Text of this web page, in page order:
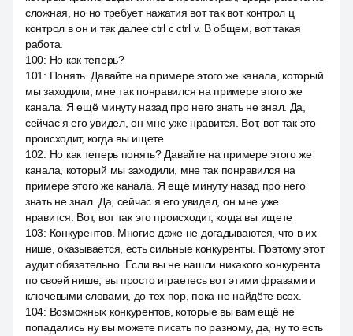
сложная, но но требует нажатия вот так вот контрол ц
контрол в он и так далее ctrl c ctrl v. В общем, вот такая
работа.
100: Но как теперь?
101 : Понять. Давайте на примере этого же канала, который
мы заходили, мне так понравился на примере этого же
канала. Я ещё минуту назад про него знать не знал. Да,
сейчас я его увидел, он мне уже нравится. Вот, вот так это
происходит, когда вы ищете
102: Но как теперь понять? Давайте на примере этого же
канала, который мы заходили, мне так понравился на
примере этого же канала. Я ещё минуту назад про него
знать не знал. Да, сейчас я его увидел, он мне уже
нравится. Вот, вот так это происходит, когда вы ищете
103: Конкурентов. Многие даже не догадываются, что в их
нише, оказывается, есть сильные конкуренты. Поэтому этот
аудит обязательно. Если вы не нашли никакого конкурента
по своей нише, вы просто играетесь вот этими фразами и
ключевыми словами, до тех пор, пока не найдёте всех.
104: Возможных конкурентов, которые вы вам ещё не
попадались ну вы можете писать по разному, да, ну то есть